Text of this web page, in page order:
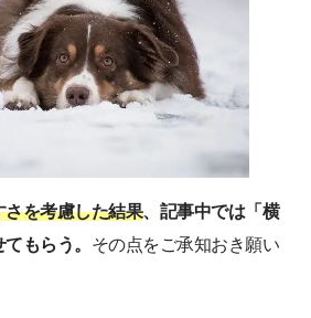
さを考慮した結果、記事中では「横
もらう。 その点をご承知おき願い